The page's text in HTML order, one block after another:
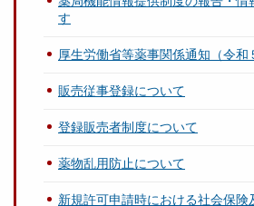
す
厚生労働省等薬事関係通知（令
販売従事登録について
登録販売者制度について
薬物乱用防止について
新規許可申請時における社会保険